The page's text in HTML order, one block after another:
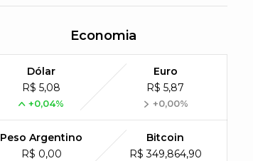
Economia
Dólar
R$ 5,08
+0,04%
Euro
R$ 5,87
+0,00%
Peso Argentino
R$ 0,00
Bitcoin
R$ 349,864,90